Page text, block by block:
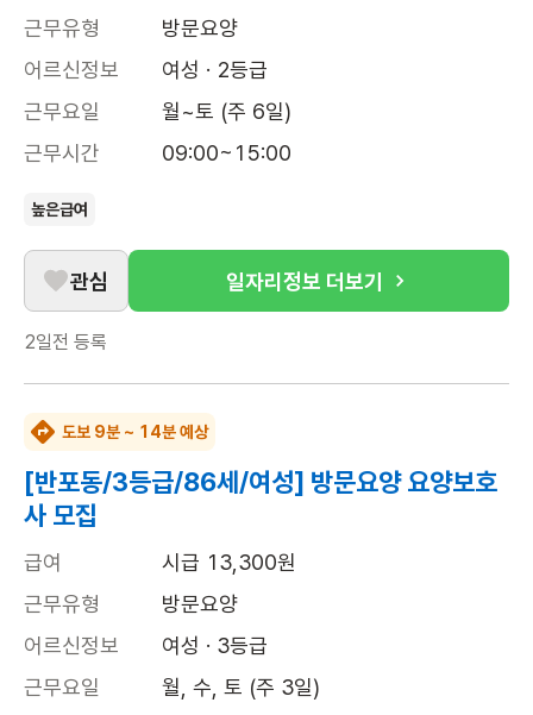
근무유형
방문요양
어르신정보
여성 · 2등급
근무요일
월~토 (주 6일)
근무시간
09:00~15:00
높은급여
관심 일자리정보 더보기
2일전 등록
도보 9분 ~ 14분 예상
[반포동/3등급/86세/여성] 방문요양 요양보호
사 모집
급여
시급 13,300원
근무유형
방문요양
어르신정보
여성 · 3등급
근무요일
월, 수, 토 (주 3일)